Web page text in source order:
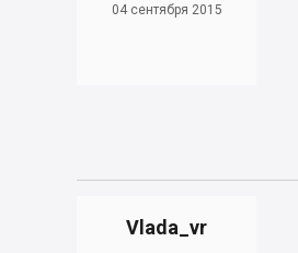
04 сентября 2015
Vlada_vr